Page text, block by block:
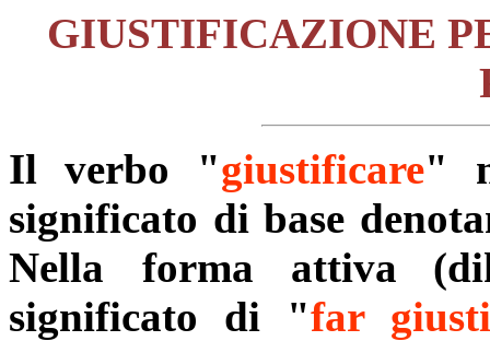
GIUSTIFICAZIONE
Il verbo "giustificare"
significato di base
Nella forma attiva
significato di "far